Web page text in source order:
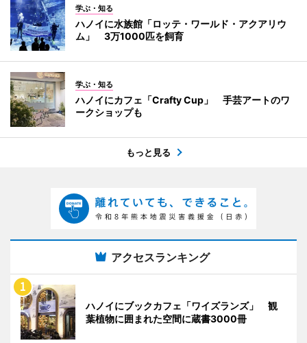
学ぶ・知る
ハノイに水族館「ロッテ・ワールド・アクアリウ
ム」 3万1000匹を飼育
学ぶ・知る
ハノイにカフェ「Crafty Cup」 手芸アートのワ
ークショップも
もっと見る
アクセスランキング
ハノイにブックカフェ「ワイズランズ」 観
葉植物に囲まれた空間に蔵書3000冊